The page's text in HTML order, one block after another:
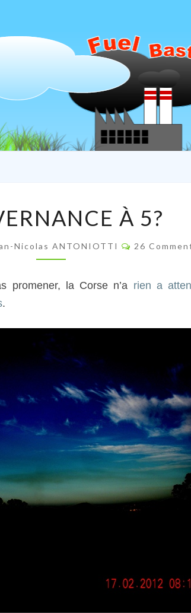
Aria
À
À 5?
Nicolas ANTONIOTTI 26
promener, la Corse n’a rien a
.